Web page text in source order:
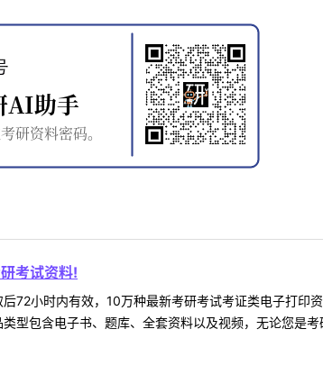
考试资料!
后72小时内有效，10万种最新考研考试考证类电子打
型包含电子书、题库、全套资料以及视频，无论您是